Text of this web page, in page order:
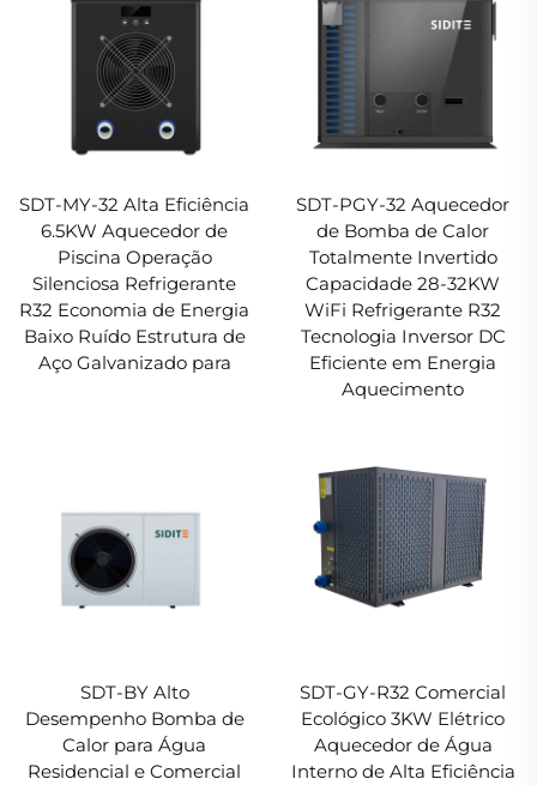
SDT-MY-32 Alta Eficiência
6.5KW Aquecedor de
Piscina Operação
Silenciosa Refrigerante
R32 Economia de Energia
Baixo Ruído Estrutura de
Aço Galvanizado para
SDT-PGY-32 Aquecedor
de Bomba de Calor
Totalmente Invertido
Capacidade 28-32KW
WiFi Refrigerante R32
Tecnologia Inversor DC
Eficiente em Energia
Aquecimento
SDT-BY Alto
Desempenho Bomba de
Calor para Água
Residencial e Comercial
SDT-GY-R32 Comercial
Ecológico 3KW Elétrico
Aquecedor de Água
Interno de Alta Eficiência